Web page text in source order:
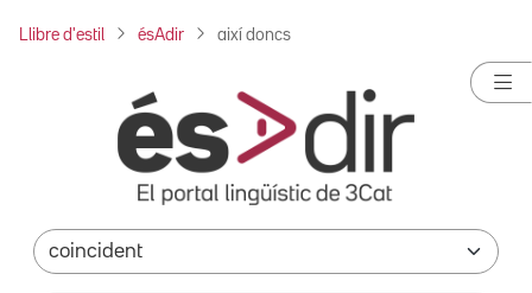
Llibre d'estil ésAdir així doncs